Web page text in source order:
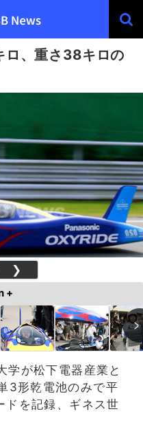
、重さ38キロの
❯
+
学が松下電器産業と
3形乾電池のみで平
を記録、ギネス世